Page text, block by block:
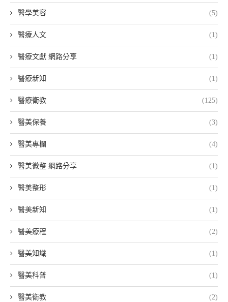
醫學美容 (5)
醫療人文 (1)
醫療文獻 網路分享 (1)
醫療新知 (1)
醫療衛教 (125)
醫美保養 (3)
醫美專欄 (4)
醫美微整 網路分享 (1)
醫美整形 (1)
醫美新知 (1)
醫美療程 (2)
醫美知識 (1)
醫美科普 (1)
醫美衛教 (2)